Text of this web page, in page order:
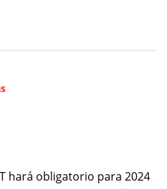
hará obligatorio para 2024